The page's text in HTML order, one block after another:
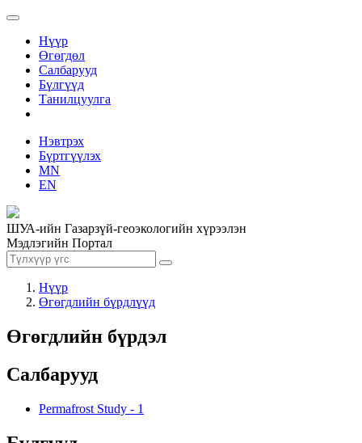
Нүүр
Өгөгдөл
Салбарууд
Бүлгүүд
Танилцуулга
Нэвтрэх
Бүртгүүлэх
MN
EN
ШУА-ийн Газарзүй-геоэкологийн хүрээлэн
Мэдлэгийн Портал
Нүүр
Өгөгдлийн бүрдлүүд
Өгөгдлийн бүрдэл
Салбарууд
Permafrost Study - 1